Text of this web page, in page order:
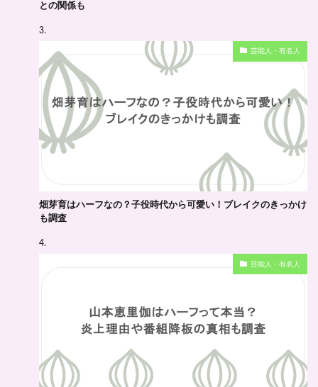
との関係も
芸能人・有名人
畑芽育はハーフなの？子役時代から可愛い！ブレイクのきっかけ
も調査
芸能人・有名人